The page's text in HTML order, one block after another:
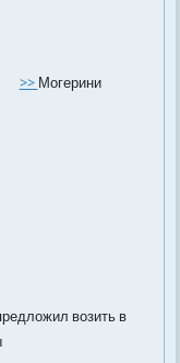
>>Могерини
возить в